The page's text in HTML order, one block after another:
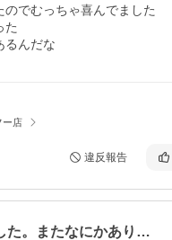
でむっちゃ喜んでました
た
るんだな
ー店
違反報告
大変いい商品でした。またなにかありまし…